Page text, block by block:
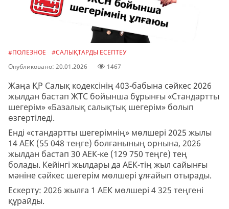
#ПОЛЕЗНОЕ
#САЛЫҚТАРДЫ ЕСЕПТЕУ
Опубликовано: 20.01.2026
1467
Жаңа ҚР Салық кодексінің 403-бабына сәйкес 2026
жылдан бастап ЖТС бойынша бұрынғы «Стандартты
шегерім» «Базалық салықтық шегерім» болып
өзгертіледі.
Енді «стандартты шегерімнің» мөлшері 2025 жылы
14 АЕК (55 048 теңге) болғанының орнына, 2026
жылдан бастап 30 АЕК-ке (129 750 теңге) тең
болады. Кейінгі жылдары да АЕК-тің жыл сайынғы
мәніне сәйкес шегерім мөлшері ұлғайып отырады.
Ескерту: 2026 жылға 1 АЕК мөлшері 4 325 теңгені
құрайды.